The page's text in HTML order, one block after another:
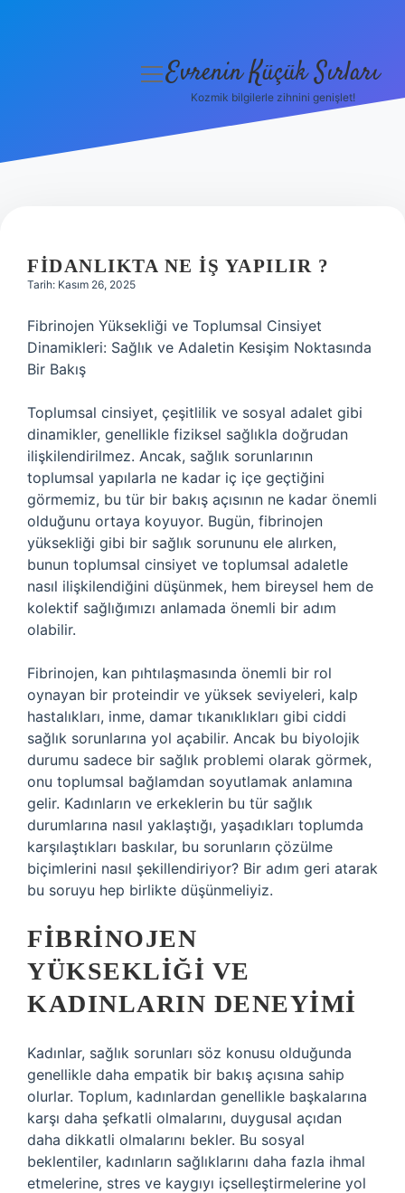
Hakkımızda
menüyü
Evrenin Küçük Sırları
Kozmik bilgilerle zihnini genişlet!
FIDANLIKTA NE IŞ YAPILIR ?
Tarih: Kasım 26, 2025
Fibrinojen Yüksekliği ve Toplumsal Cinsiyet
Dinamikleri: Sağlık ve Adaletin Kesişim Noktasında
Bir Bakış
Toplumsal cinsiyet, çeşitlilik ve sosyal adalet gibi
dinamikler, genellikle fiziksel sağlıkla doğrudan
ilişkilendirilmez. Ancak, sağlık sorunlarının
toplumsal yapılarla ne kadar iç içe geçtiğini
görmemiz, bu tür bir bakış açısının ne kadar önemli
olduğunu ortaya koyuyor. Bugün, fibrinojen
yüksekliği gibi bir sağlık sorununu ele alırken,
bunun toplumsal cinsiyet ve toplumsal adaletle
nasıl ilişkilendiğini düşünmek, hem bireysel hem de
kolektif sağlığımızı anlamada önemli bir adım
olabilir.
Fibrinojen, kan pıhtılaşmasında önemli bir rol
oynayan bir proteindir ve yüksek seviyeleri, kalp
hastalıkları, inme, damar tıkanıklıkları gibi ciddi
sağlık sorunlarına yol açabilir. Ancak bu biyolojik
durumu sadece bir sağlık problemi olarak görmek,
onu toplumsal bağlamdan soyutlamak anlamına
gelir. Kadınların ve erkeklerin bu tür sağlık
durumlarına nasıl yaklaştığı, yaşadıkları toplumda
karşılaştıkları baskılar, bu sorunların çözülme
biçimlerini nasıl şekillendiriyor? Bir adım geri atarak
bu soruyu hep birlikte düşünmeliyiz.
FIBRINOJEN
YÜKSEKLIĞI VE
KADINLARIN DENEYIMI
Kadınlar, sağlık sorunları söz konusu olduğunda
genellikle daha empatik bir bakış açısına sahip
olurlar. Toplum, kadınlardan genellikle başkalarına
karşı daha şefkatli olmalarını, duygusal açıdan
daha dikkatli olmalarını bekler. Bu sosyal
beklentiler, kadınların sağlıklarını daha fazla ihmal
etmelerine, stres ve kaygıyı içselleştirmelerine yol